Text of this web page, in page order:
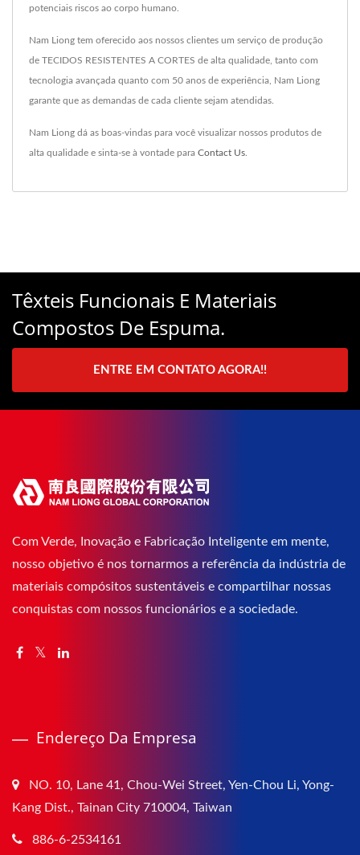
potenciais riscos ao corpo humano.
Nam Liong tem oferecido aos nossos clientes um serviço de produção
de TECIDOS RESISTENTES A CORTES de alta qualidade, tanto com
tecnologia avançada quanto com 50 anos de experiência, Nam Liong
garante que as demandas de cada cliente sejam atendidas.
Nam Liong dá as boas-vindas para você visualizar nossos produtos de
alta qualidade e sinta-se à vontade para Contact Us
Têxteis Funcionais E Materiais
Compostos De Espuma.
ENTRE EM CONTATO AGORA!!
Com Verde, Inovação e Fabricação Inteligente em mente,
nosso objetivo é nos tornarmos a referência da indústria de
materiais compósitos sustentáveis e compartilhar nossas
conquistas com nossos funcionários e a sociedade.
Endereço Da Empresa
NO. 10, Lane 41, Chou-Wei Street, Yen-Chou Li, Yong-
Kang Dist., Tainan City 710004, Taiwan
886-6-2534161